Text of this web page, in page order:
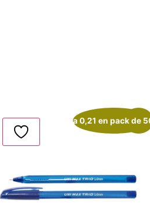
a 0,21 en pack de